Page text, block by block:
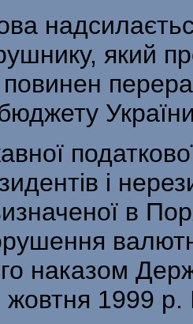
який
повинен
і
в
наказом
жовтня 1999